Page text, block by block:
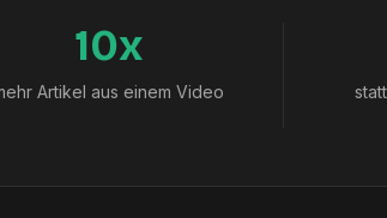
10x
Artikel aus einem Video